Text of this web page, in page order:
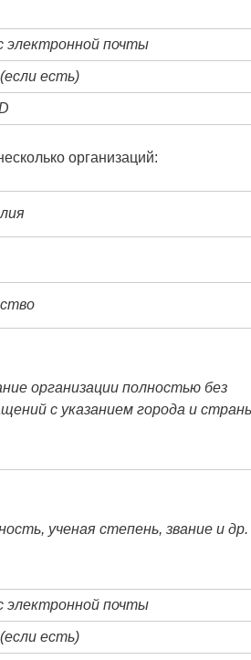
электронной почты
есть)
организаций:
организации полностью без
с указанием города и
ученая степень, звание и др.
электронной почты
есть)